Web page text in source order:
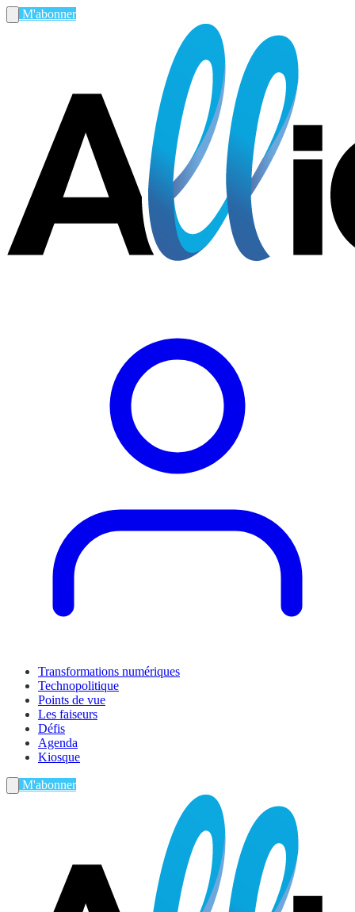
M'abonner
Transformations numériques
Technopolitique
Points de vue
Les faiseurs
Défis
Agenda
Kiosque
M'abonner